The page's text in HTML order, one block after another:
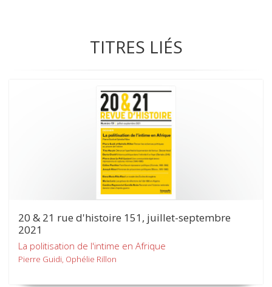
TITRES LIÉS
20 & 21 rue d'histoire 151, juillet-septembre
2021
La politisation de l'intime en Afrique
Pierre Guidi, Ophélie Rillon